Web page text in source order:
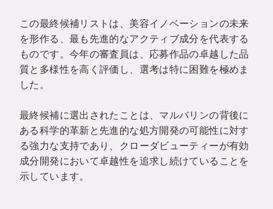
この最終候補リストは、美容イノベーションの未来
を形作る、最も先進的なアクティブ成分を代表する
ものです。今年の審査員は、応募作品の卓越した品
質と多様性を高く評価し、選考は特に困難を極めま
した。
最終候補に選出されたことは、マルバリンの背後に
ある科学的革新と先進的な処方開発の可能性に対す
る強力な支持であり、クローダビューティーが有効
成分開発において卓越性を追求し続けていることを
示しています。